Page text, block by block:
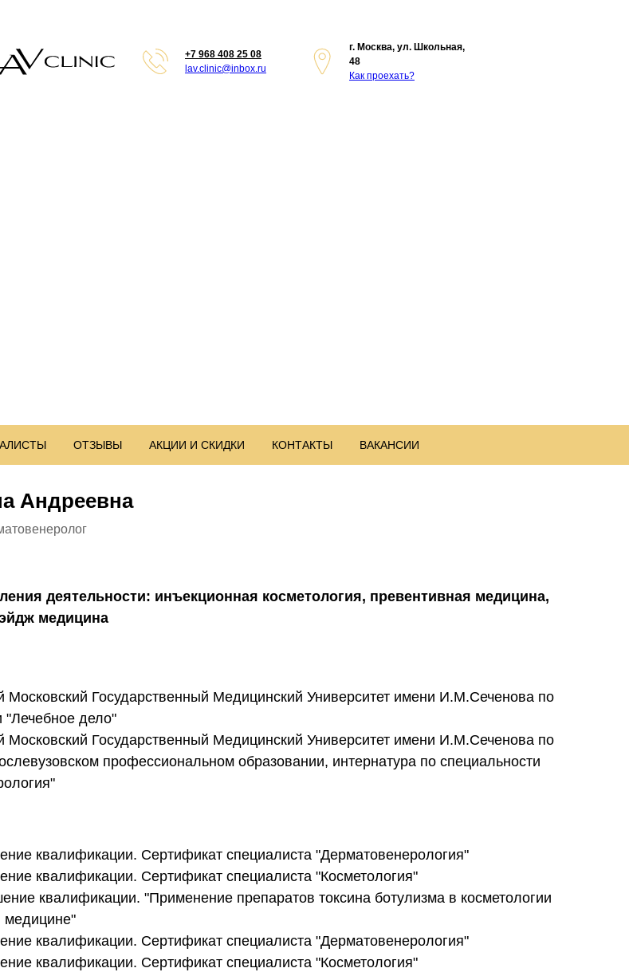
г. Москва, ул. Школьная,
48
Как проехать?
+7 968 408 25 08
lav.clinic@inbox.ru
ОТЗЫВЫ АКЦИИ И СКИДКИ КОНТАКТЫ ВАКАНСИИ
Андреевна
деятельности: инъекционная косметология, превентивная медицина,
медицина
Московский Государственный Медицинский Университет имени И.М.Сеченова по
"Лечебное дело"
Московский Государственный Медицинский Университет имени И.М.Сеченова по
профессиональном образовании, интернатура по специальности
квалификации. Сертификат специалиста "Дерматовенерология"
квалификации. Сертификат специалиста "Косметология"
квалификации. "Применение препаратов токсина ботулизма в косметологии
медицине"
квалификации. Сертификат специалиста "Дерматовенерология"
квалификации. Сертификат специалиста "Косметология"